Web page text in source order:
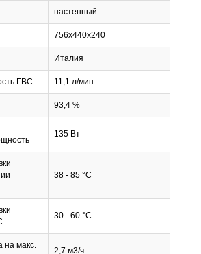
настенный
756х440х240
Италия
ГВС 11,1 л/мин
93,4 %
135 Вт
38 - 85 °C
30 - 60 °C
на макc.
2,7 м3/ч